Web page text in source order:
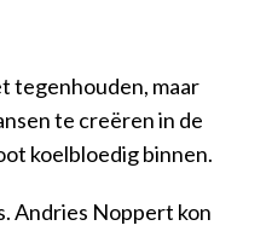
tegenhouden, maar
te creëren in de
koelbloedig binnen.
Andries Noppert kon